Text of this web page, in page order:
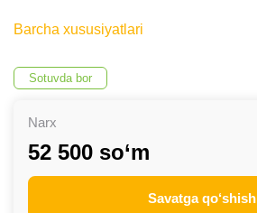
Barcha xususiyatlari
Sotuvda bor
Narx
52 500 so‘m
Savatga qo‘shish